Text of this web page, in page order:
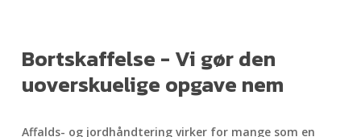
Bortskaffelse - Vi gør den
uoverskuelige opgave nem
Affalds- og jordhåndtering virker for mange som en